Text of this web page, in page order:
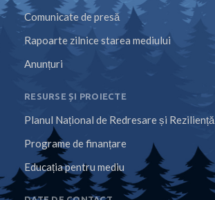
Comunicate de presă
Rapoarte zilnice starea mediului
Anunțuri
RESURSE ȘI PROIECTE
Planul Național de Redresare și Reziliență
Programe de finanțare
Educația pentru mediu